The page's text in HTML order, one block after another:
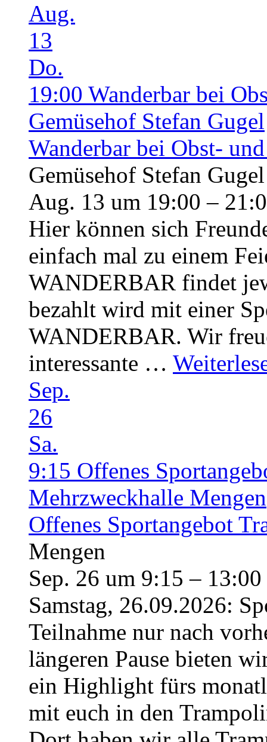
Aug.
13
Do.
19:00 Wanderbar bei
Gemüsehof Stefan Gugel
Wanderbar bei Obst-
Gemüsehof Stefan Gugel
Aug. 13 um 19:00 –
Hier können sich
einfach mal zu einem
WANDERBAR findet
bezahlt wird mit einer
WANDERBAR. Wir
interessante …
Sep.
26
Sa.
9:15 Offenes
Mehrzweckhalle Mengen
Offenes Sportangebot
Mengen
Sep. 26 um 9:15 – 13:00
Samstag, 26.09.2026:
Teilnahme nur nach
längeren Pause bieten
ein Highlight fürs
mit euch in den